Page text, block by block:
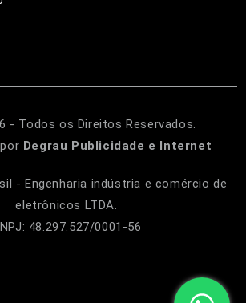
- Todos os Direitos Reservados.
Degrau Publicidade e Internet
- Engenharia indústria e comércio de
eletrônicos LTDA.
48.297.527/0001-56